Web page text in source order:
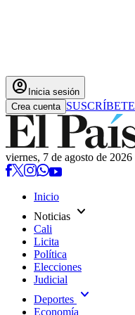
account_circle Inicia sesión
Crea cuenta SUSCRÍBETE
viernes, 7 de agosto de 2026
Inicio
Noticias expand_more
Cali
Licita
Política
Elecciones
Judicial
Deportes expand_more
Economía